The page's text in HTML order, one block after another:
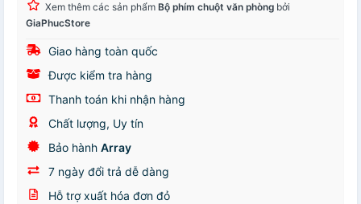
Xem thêm các sản phẩm Bộ phím chuột văn phòng bởi
GiaPhucStore
Giao hàng toàn quốc
Được kiểm tra hàng
Thanh toán khi nhận hàng
Chất lượng, Uy tín
Bảo hành Array
7 ngày đổi trả dễ dàng
Hỗ trợ xuất hóa đơn đỏ